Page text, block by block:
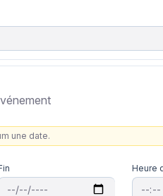
une date.
Heure